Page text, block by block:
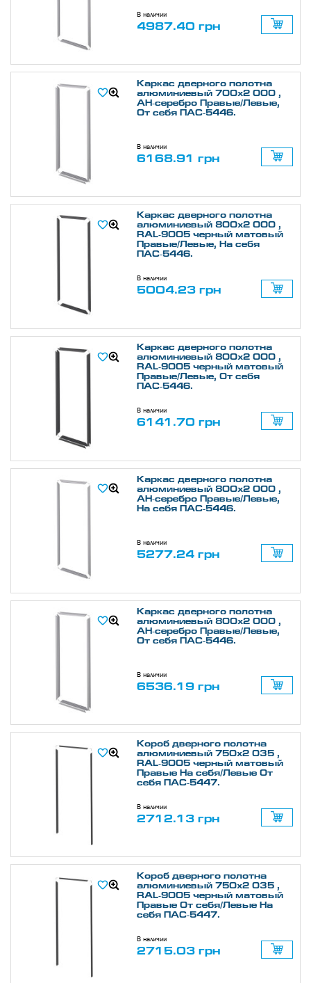
В наличии
4987.40 грн
Каркас дверного полотна
алюминиевый 700х2 000 ,
АН-серебро Правые/Левые,
От себя ПАС-5446.
В наличии
6168.91 грн
Каркас дверного полотна
алюминиевый 800х2 000 ,
RAL-9005 черный матовый
Правые/Левые, На себя
ПАС-5446.
В наличии
5004.23 грн
Каркас дверного полотна
алюминиевый 800х2 000 ,
RAL-9005 черный матовый
Правые/Левые, От себя
ПАС-5446.
В наличии
6141.70 грн
Каркас дверного полотна
алюминиевый 800х2 000 ,
АН-серебро Правые/Левые,
На себя ПАС-5446.
В наличии
5277.24 грн
Каркас дверного полотна
алюминиевый 800х2 000 ,
АН-серебро Правые/Левые,
От себя ПАС-5446.
В наличии
6536.19 грн
Короб дверного полотна
алюминиевый 750х2 035 ,
RAL-9005 черный матовый
Правые На себя/Левые От
себя ПАС-5447.
В наличии
2712.13 грн
Короб дверного полотна
алюминиевый 750х2 035 ,
RAL-9005 черный матовый
Правые От себя/Левые На
себя ПАС-5447.
В наличии
2715.03 грн